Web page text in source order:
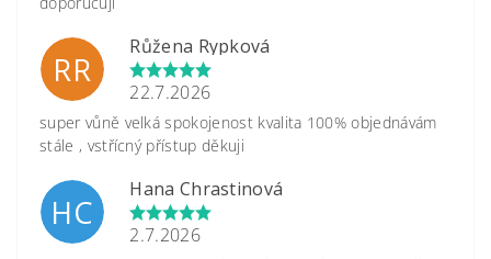
RR
Růžena Rypková
22.7.2026
super vůně velká spokojenost kvalita 100% objednávám
stále , vstřícný přístup děkuji
HC
Hana Chrastinová
2.7.2026